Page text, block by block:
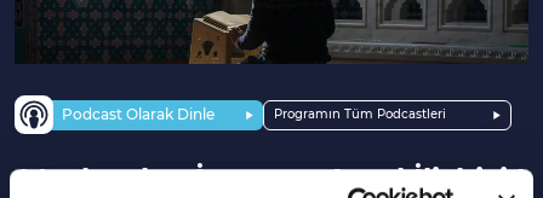
Podcast Olarak Dinle Programın Tüm Podcastleri
Mezhepler, İman ve Amel İlişkisi |